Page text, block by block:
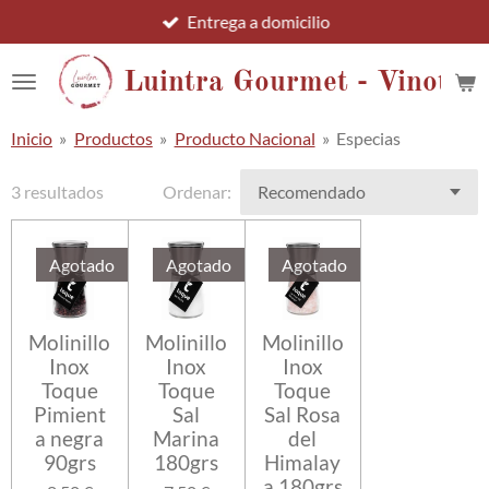
al
contenido
principal
Luintra Gourmet -
Entrega a domicilio
Inicio » Productos » Producto Nacional » Especias
3 resultados Ordenar:
Agotado
Molinillo
Inox
Toque
Pimient
a negra
90grs
Agotado
Molinillo
Inox
Toque
Sal
Marina
180grs
Agotado
Molinillo
Inox
Toque
Sal Rosa
del
Himalay